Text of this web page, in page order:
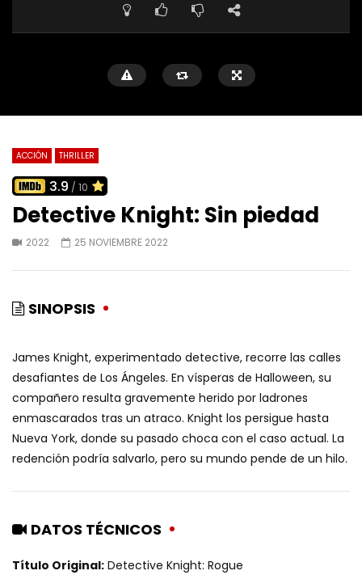
ACCIÓN THRILLER
3.9 / 10
Detective Knight: Sin piedad
2022 25 NOVIEMBRE 2022
SINOPSIS
James Knight, experimentado detective, recorre las calles
desafiantes de Los Ángeles. En vísperas de Halloween, su
compañero resulta gravemente herido por ladrones
enmascarados tras un atraco. Knight los persigue hasta
Nueva York, donde su pasado choca con el caso actual. La
redención podría salvarlo, pero su mundo pende de un hilo.
DATOS TÉCNICOS
Título Original: Detective Knight: Rogue